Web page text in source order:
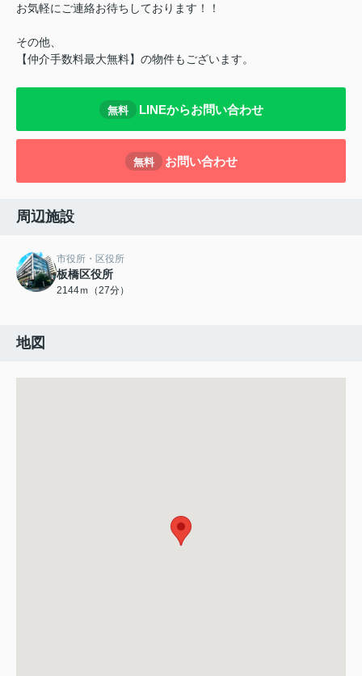
お気軽にご連絡お待ちしております！！
その他、
【仲介手数料最大無料】の物件もございます。
無料 LINEからお問い合わせ
無料 お問い合わせ
周辺施設
市役所・区役所
板橋区役所
2144ｍ（27分）
地図